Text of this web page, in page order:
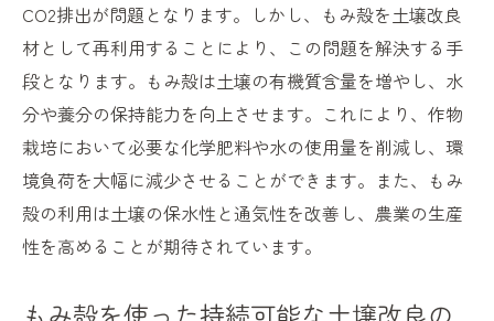
CO2排出が問題となります。しかし、もみ殻を土壌改良
材として再利用することにより、この問題を解決する手
段となります。もみ殻は土壌の有機質含量を増やし、水
分や養分の保持能力を向上させます。これにより、作物
栽培において必要な化学肥料や水の使用量を削減し、環
境負荷を大幅に減少させることができます。また、もみ
殻の利用は土壌の保水性と通気性を改善し、農業の生産
性を高めることが期待されています。